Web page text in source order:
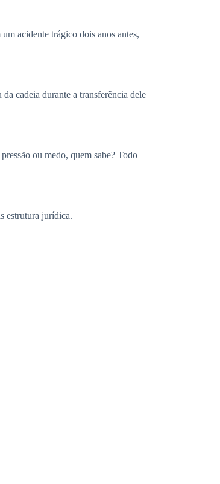
acidente trágico dois anos antes,
cadeia durante a transferência dele
ou medo, quem sabe? Todo
estrutura jurídica.
sob investigação. A polícia
preocupada.